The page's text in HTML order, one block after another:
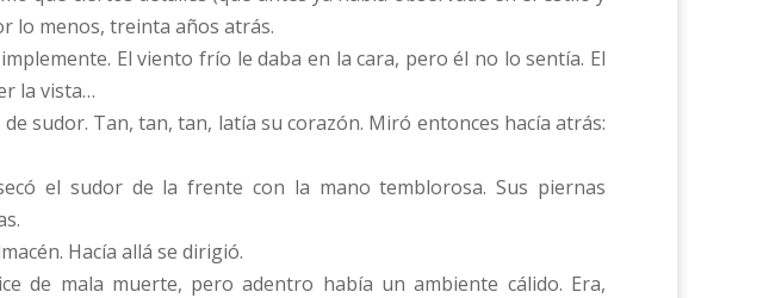
lo menos, treinta años atrás.
El viento frío le daba en la cara, pero él no lo sentía. El
la vista…
sudor. Tan, tan, tan, latía su corazón. Miró entonces hacía atrás:
secó el sudor de la frente con la mano temblorosa. Sus piernas
Hacía allá se dirigió.
de mala muerte, pero adentro había un ambiente cálido. Era,